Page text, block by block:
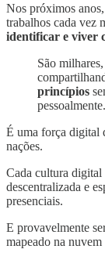
Nos próximos
trabalhos cada vez
identificar e viver
São
princípios
pessoalmente.
É uma força digital
nações.
Cada cultura digital
descentralizada e
presenciais.
E provavelmente
mapeado na